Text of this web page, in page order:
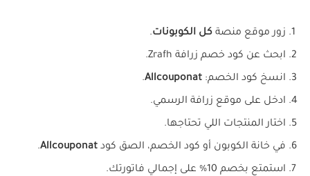
زور موقع منصة كل الكوبونات.
ابحث عن كود خصم زرافة Zrafh.
انسخ كود الخصم: Allcouponat
.
ادخل على موقع زرافة الرسمي.
اختار المنتجات اللي تحتاجها.
في خانة الكوبون أو كود الخصم، الصق كود Allcouponat
.
استمتع بخصم 10% على إجمالي فاتورتك.